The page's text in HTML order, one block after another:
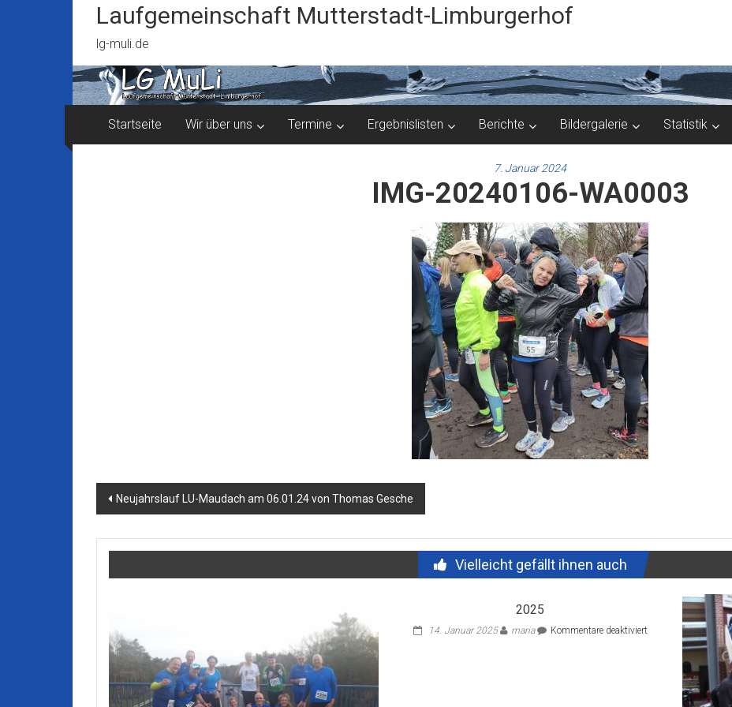
Inhalt
springen
Laufgemeinschaft Mutterstadt-Limburgerhof
lg-muli.de
Startseite Wir über uns Termine Ergebnislisten Berichte Bildergalerie Statistik
7. Januar 2024
IMG-20240106-WA0003
Beitragsnavigation
Neujahrslauf LU-Maudach am 06.01.24 von Thomas Gesche
Vielleicht gefällt ihnen auch
2025
14. Januar 2025 maria Kommentare deaktiviertfür